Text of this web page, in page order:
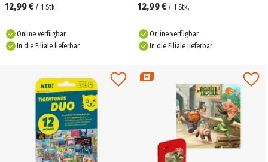
12,99 € / 1 Stk.
Online verfügbar
In die Filiale lieferbar
12,99 € / 1 Stk.
Online verfügbar
In die Filiale lieferbar